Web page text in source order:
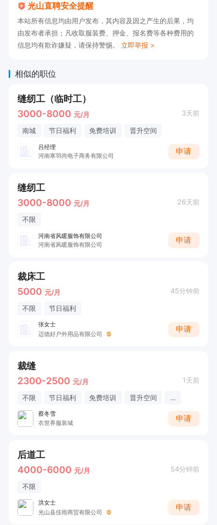
光山直聘安全提醒
本站所有信息均由用户发布，其内容及因之产生的后果，均
由发布者承担；凡收取服装费、押金、报名费等各种费用的
信息均有欺诈嫌疑，请保持警惕。 立即举报 >
相似的职位
缝纫工（临时工）
3000-8000 元/月 3天前
南城 节日福利 免费培训 晋升空间
吕经理
河南寒羽尚电子商务有限公司
申请
缝纫工
3000-8000 元/月 26天前
不限
河南省风暖服饰有限公司
河南省风暖服饰有限公司
申请
裁床工
5000 元/月 45分钟前
不限 节日福利
张女士
迈德好户外用品有限公司
申请
裁缝
2300-2500 元/月 1天前
不限 节日福利 免费培训 晋升空间 ...
蔡冬雪
衣世界服装城
申请
后道工
4000-6000 元/月 54分钟前
不限
洪女士
光山县佳雨商贸有限公司
申请